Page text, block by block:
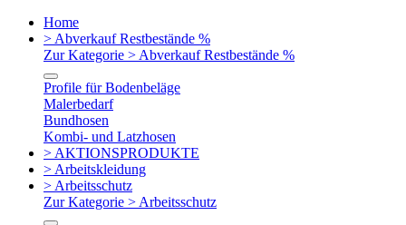
Home
> Abverkauf Restbestände %
Zur Kategorie > Abverkauf Restbestände %
Profile für Bodenbeläge
Malerbedarf
Bundhosen
Kombi- und Latzhosen
> AKTIONSPRODUKTE
> Arbeitskleidung
> Arbeitsschutz
Zur Kategorie > Arbeitsschutz